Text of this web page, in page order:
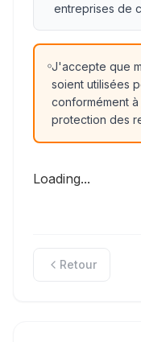
entreprises de
J'accepte que
soient utilisées
conformément
protection des
Loading...
Retour